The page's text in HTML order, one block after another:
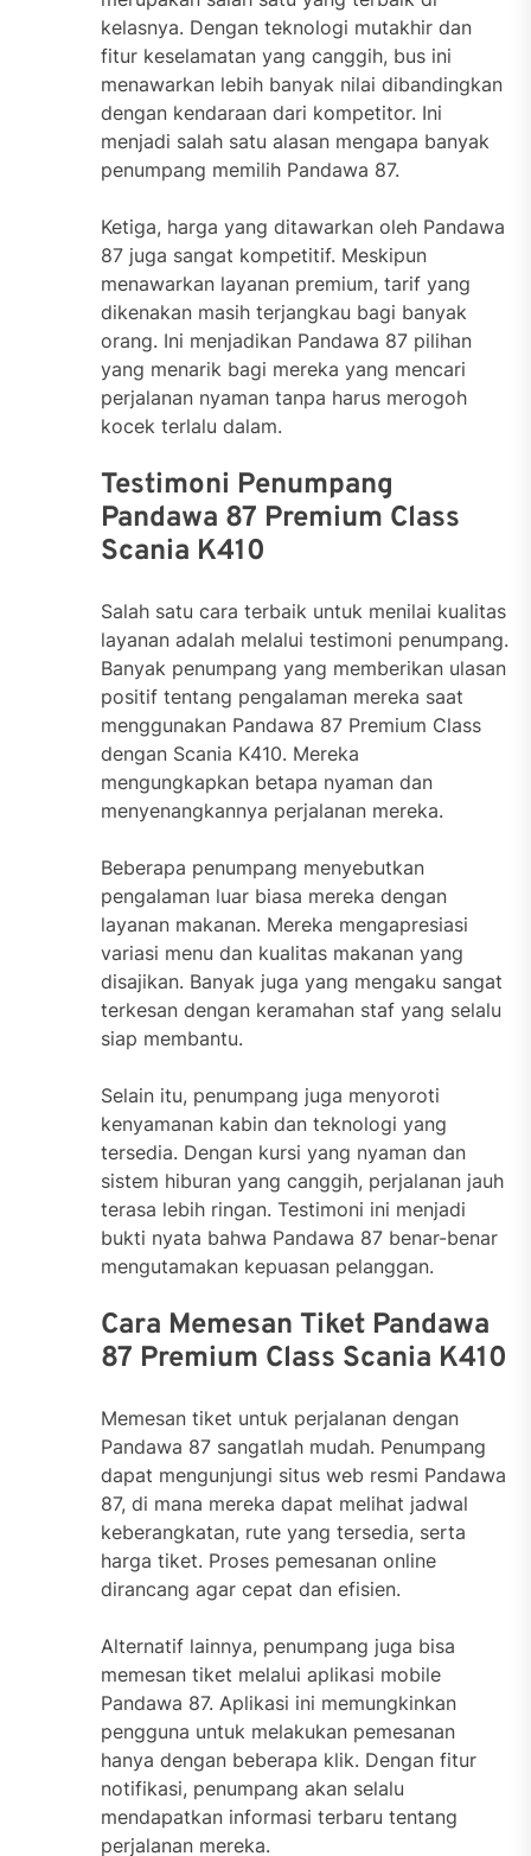
kelasnya. Dengan teknologi mutakhir dan
fitur keselamatan yang canggih, bus ini
menawarkan lebih banyak nilai dibandingkan
dengan kendaraan dari kompetitor. Ini
menjadi salah satu alasan mengapa banyak
penumpang memilih Pandawa 87.
Ketiga, harga yang ditawarkan oleh Pandawa
87 juga sangat kompetitif. Meskipun
menawarkan layanan premium, tarif yang
dikenakan masih terjangkau bagi banyak
orang. Ini menjadikan Pandawa 87 pilihan
yang menarik bagi mereka yang mencari
perjalanan nyaman tanpa harus merogoh
kocek terlalu dalam.
Testimoni Penumpang
Pandawa 87 Premium Class
Scania K410
Salah satu cara terbaik untuk menilai kualitas
layanan adalah melalui testimoni penumpang.
Banyak penumpang yang memberikan ulasan
positif tentang pengalaman mereka saat
menggunakan Pandawa 87 Premium Class
dengan Scania K410. Mereka
mengungkapkan betapa nyaman dan
menyenangkannya perjalanan mereka.
Beberapa penumpang menyebutkan
pengalaman luar biasa mereka dengan
layanan makanan. Mereka mengapresiasi
variasi menu dan kualitas makanan yang
disajikan. Banyak juga yang mengaku sangat
terkesan dengan keramahan staf yang selalu
siap membantu.
Selain itu, penumpang juga menyoroti
kenyamanan kabin dan teknologi yang
tersedia. Dengan kursi yang nyaman dan
sistem hiburan yang canggih, perjalanan jauh
terasa lebih ringan. Testimoni ini menjadi
bukti nyata bahwa Pandawa 87 benar-benar
mengutamakan kepuasan pelanggan.
Cara Memesan Tiket Pandawa
87 Premium Class Scania K410
Memesan tiket untuk perjalanan dengan
Pandawa 87 sangatlah mudah. Penumpang
dapat mengunjungi situs web resmi Pandawa
87, di mana mereka dapat melihat jadwal
keberangkatan, rute yang tersedia, serta
harga tiket. Proses pemesanan online
dirancang agar cepat dan efisien.
Alternatif lainnya, penumpang juga bisa
memesan tiket melalui aplikasi mobile
Pandawa 87. Aplikasi ini memungkinkan
pengguna untuk melakukan pemesanan
hanya dengan beberapa klik. Dengan fitur
notifikasi, penumpang akan selalu
mendapatkan informasi terbaru tentang
perjalanan mereka.